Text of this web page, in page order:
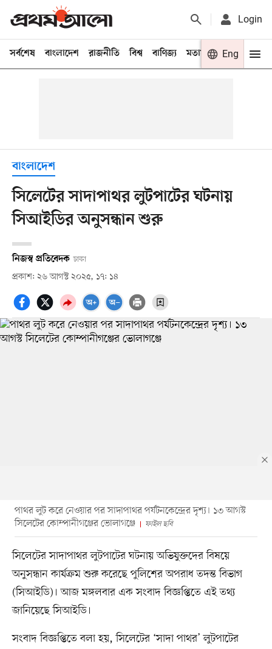
Login
সর্বশেষ বাংলাদেশ রাজনীতি বিশ্ব বাণিজ্য মতামত খেলা
Eng
বাংলাদেশ
সিলেটের সাদাপাথর লুটপাটের ঘটনায়
সিআইডির অনুসন্ধান শুরু
নিজস্ব প্রতিবেদক ঢাকা
প্রকাশ: ২৬ আগস্ট ২০২৫, ১৭: ১৪
পাথর লুট করে নেওয়ার পর সাদাপাথর পর্যটনকেন্দ্রের দৃশ্য। ১৩ আগস্ট
সিলেটের কোম্পানীগঞ্জের ভোলাগঞ্জে
ফাইল ছবি
সিলেটের সাদাপাথর লুটপাটের ঘটনায় অভিযুক্তদের বিষয়ে
অনুসন্ধান কার্যক্রম শুরু করেছে পুলিশের অপরাধ তদন্ত বিভাগ
(সিআইডি)। আজ মঙ্গলবার এক সংবাদ বিজ্ঞপ্তিতে এই তথ্য
জানিয়েছে সিআইডি।
সংবাদ বিজ্ঞপ্তিতে বলা হয়, সিলেটের ‘সাদা পাথর’ লুটপাটের